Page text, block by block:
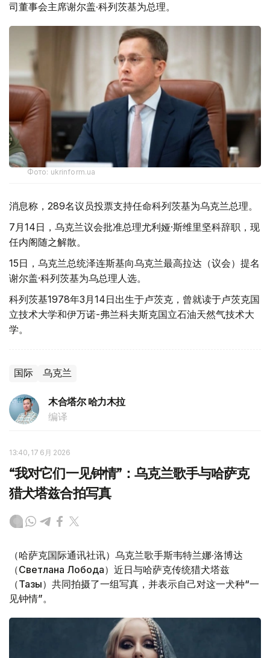
司董事会主席谢尔盖·科列茨基为总理。
Фото: ukrinform.ua
消息称，289名议员投票支持任命科列茨基为乌克兰总理。
7月14日，乌克兰议会批准总理尤利娅·斯维里坚科辞职，现
任内阁随之解散。
15日，乌克兰总统泽连斯基向乌克兰最高拉达（议会）提名
谢尔盖·科列茨基为乌总理人选。
科列茨基1978年3月14日出生于卢茨克，曾就读于卢茨克国
立技术大学和伊万诺-弗兰科夫斯克国立石油天然气技术大
学。
国际 乌克兰
木合塔尔 哈力木拉
编译
13:40, 17 6月 2026
“我对它们一见钟情”：乌克兰歌手与哈萨克
猎犬塔兹合拍写真
（哈萨克国际通讯社讯）乌克兰歌手斯韦特兰娜·洛博达
（Светлана Лобода）近日与哈萨克传统猎犬塔兹
（Тазы）共同拍摄了一组写真，并表示自己对这一犬种“一
见钟情”。